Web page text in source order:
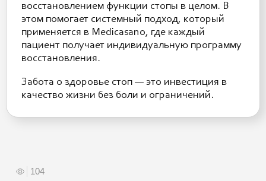
восстановлением функции стопы в целом. В
этом помогает системный подход, который
применяется в Medicasano, где каждый
пациент получает индивидуальную программу
восстановления.
Забота о здоровье стоп — это инвестиция в
качество жизни без боли и ограничений.
104